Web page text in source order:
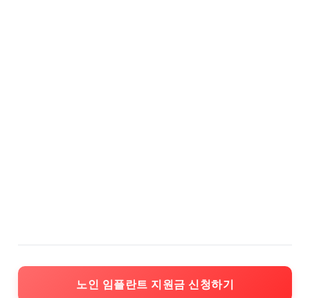
노인 임플란트 지원금 신청하기